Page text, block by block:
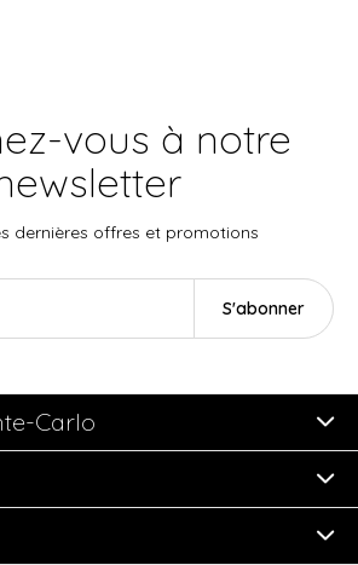
vous à notre
dernières offres et promotions
S'abonner
Carlo